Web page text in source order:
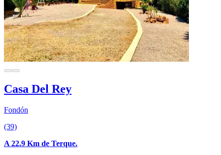
Casa Del Rey
Fondón
(39)
A 22.9 Km de Terque.